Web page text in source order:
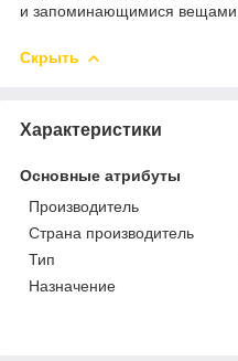
и запоминающимися вещами.
Скрыть
Характеристики
Основные атрибуты
Производитель
Страна производитель
Тип
Назначение